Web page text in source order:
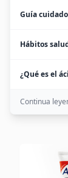
Guía
Hábitos
¿Qué es el
Continua